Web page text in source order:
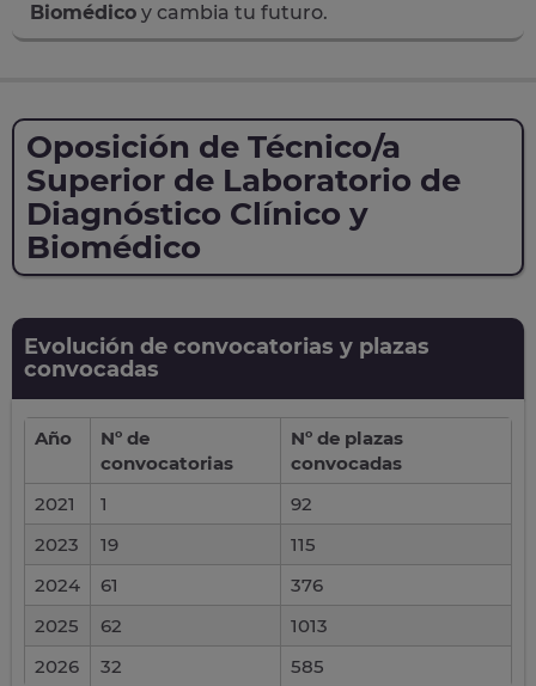
Biomédico y cambia tu futuro.
Oposición de Técnico/a
Superior de Laboratorio de
Diagnóstico Clínico y
Biomédico
Evolución de convocatorias y plazas
convocadas
Año
Nº de
convocatorias
Nº de plazas
convocadas
2021
1
92
2023
19
115
2024
61
376
2025
62
1013
2026
32 585